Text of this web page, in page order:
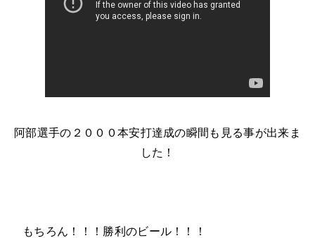
阿部選手の２０００本安打達成の瞬間も見る事が出来ま
した！
もちろん！！！勝利のビール！！！